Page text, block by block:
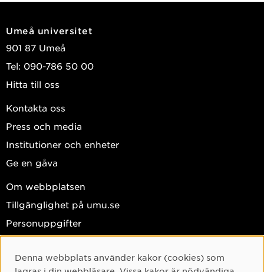
Umeå universitet
901 87 Umeå
Tel: 090-786 50 00
Hitta till oss
Kontakta oss
Press och media
Institutioner och enheter
Ge en gåva
Om webbplatsen
Tillgänglighet på umu.se
Personuppgifter
Facebook
Cookie-samtycke
Denna webbplats använder kakor (cookies) som